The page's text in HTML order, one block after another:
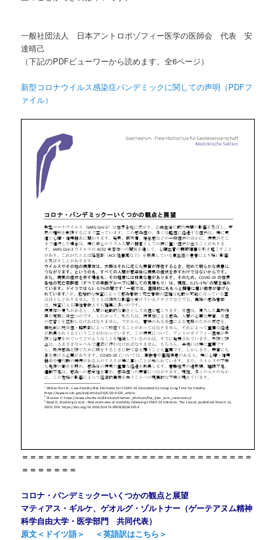
一般社団法人 日本アントロポゾフィー医学の医師会 代表 安
達晴己
（下記のPDFビューワーから読めます。全6ページ）
新型コロナウイルス感染症パンデミックに関しての声明（PDFフ
ァイル）
＝＝＝＝＝＝＝＝＝＝＝＝＝＝＝＝＝＝＝＝＝＝＝＝＝＝＝＝＝
＝＝＝＝＝＝＝
コロナ・パンデミックーいくつかの観点と展望
マティアス・ギルケ、ゲオルグ・ゾルトナー（ゲーテアヌム精神
科学自由大学・医学部門 共同代表）
原文＜ドイツ語＞
＜英語訳はこちら＞